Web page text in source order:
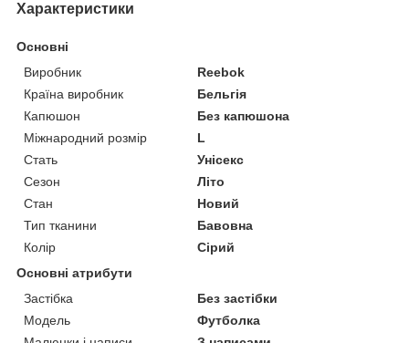
Характеристики
Основні
Виробник
Reebok
Країна виробник
Бельгія
Капюшон
Без капюшона
Міжнародний розмір
L
Стать
Унісекс
Сезон
Літо
Стан
Новий
Тип тканини
Бавовна
Колір
Сірий
Основні атрибути
Застібка
Без застібки
Модель
Футболка